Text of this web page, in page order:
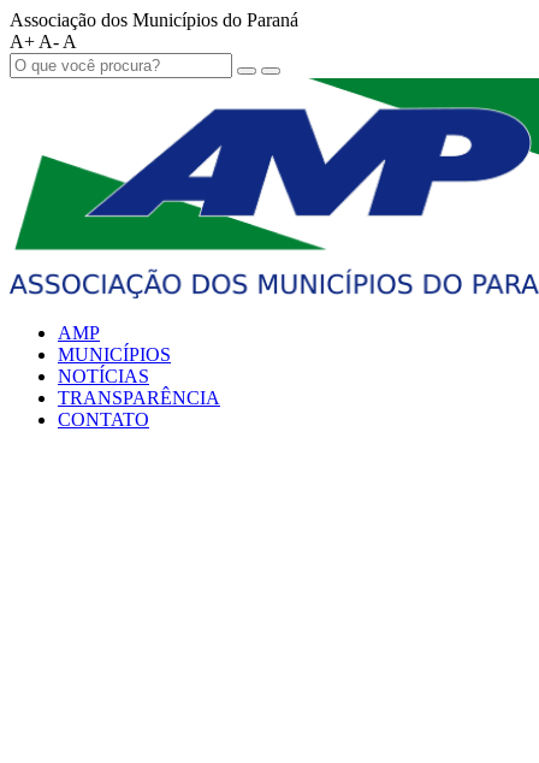
Associação dos Municípios do Paraná
A+ A- A
AMP
MUNICÍPIOS
NOTÍCIAS
TRANSPARÊNCIA
CONTATO